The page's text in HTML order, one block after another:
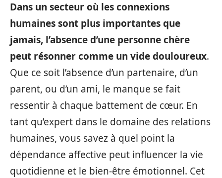
Dans un secteur où les connexions
humaines sont plus importantes que
jamais, l’absence d’une personne chère
peut résonner comme un vide douloureux.
Que ce soit l’absence d’un partenaire, d’un
parent, ou d’un ami, le manque se fait
ressentir à chaque battement de cœur. En
tant qu’expert dans le domaine des relations
humaines, vous savez à quel point la
dépendance affective peut influencer la vie
quotidienne et le bien-être émotionnel. Cet